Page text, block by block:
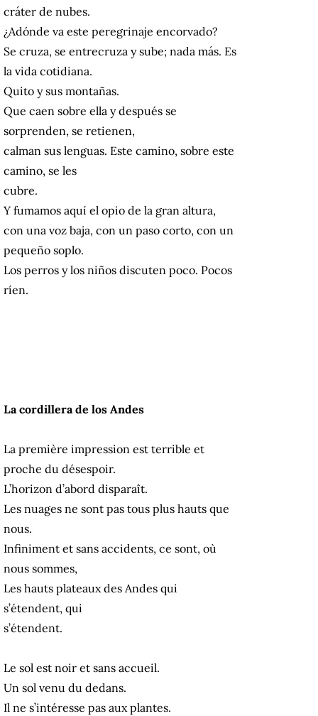
cráter de nubes.
¿Adónde va este peregrinaje encorvado?
Se cruza, se entrecruza y sube; nada más. Es
la vida cotidiana.
Quito y sus montañas.
Que caen sobre ella y después se
sorprenden, se retienen,
calman sus lenguas. Este camino, sobre este
camino, se les
cubre.
Y fumamos aquí el opio de la gran altura,
con una voz baja, con un paso corto, con un
pequeño soplo.
Los perros y los niños discuten poco. Pocos
ríen.
La cordillera de los Andes
La première impression est terrible et
proche du désespoir.
L’horizon d’abord disparaît.
Les nuages ne sont pas tous plus hauts que
nous.
Infiniment et sans accidents, ce sont, où
nous sommes,
Les hauts plateaux des Andes qui
s’étendent, qui
s’étendent.
Le sol est noir et sans accueil.
Un sol venu du dedans.
Il ne s’intéresse pas aux plantes.